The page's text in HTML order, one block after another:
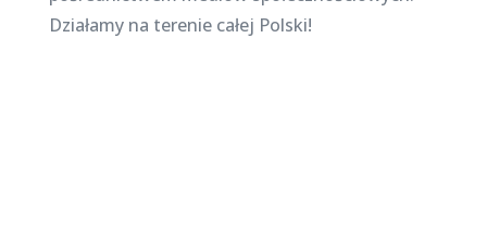
Działamy na terenie całej Polski!